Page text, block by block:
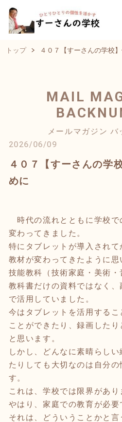
トップ ４０７【すーさんの学校
MAIL
メールマガジン バ
2026/06/09
４０７【すーさんの学
めに
時代の流れとともに学校で
変わってきました。
特にタブレットが導入され
教材が変わってきたように思
技能教科（技術家庭・美術・
教科書だけの資料ではなく
で活用していました。
今はタブレットを活用する
ことができたり、録画した
と思います。
しかし、どんなに素晴らし
たりしても大切なのは自分
す。
これは、学校では限界があり
やはり、家庭での教育が必要
それは、どういうことかと